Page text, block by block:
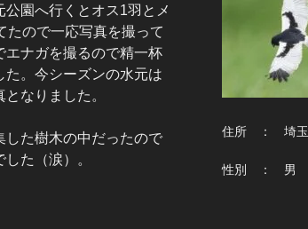
園へ行くとオス1羽とメ
たので一応写真を撮って
エナガを撮るので精一杯
。今シーズンの水元は
なりました。
した樹木の中だったので
た（涙）。
住所 ： 埼
性別 ： 男